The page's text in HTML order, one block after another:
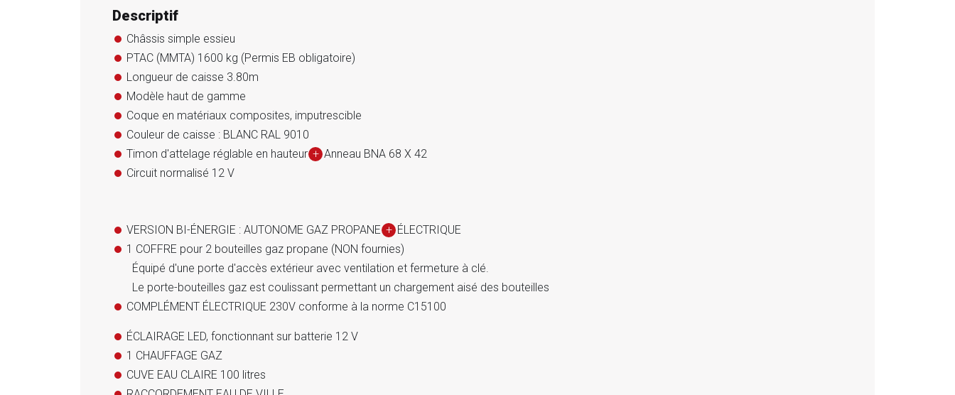
Descriptif
Châssis simple essieu
PTAC (MMTA) 1600 kg (Permis EB obligatoire)
Longueur de caisse 3.80m
Modèle haut de gamme
Coque en matériaux composites, imputrescible
Couleur de caisse : BLANC RAL 9010
Timon d'attelage réglable en hauteur + Anneau BNA 68 X 42
Circuit normalisé 12 V
VERSION BI-ÉNERGIE : AUTONOME GAZ PROPANE + ÉLECTRIQUE
1 COFFRE pour 2 bouteilles gaz propane (NON fournies)
Équipé d'une porte d'accès extérieur avec ventilation et fermeture à clé.
Le porte-bouteilles gaz est coulissant permettant un chargement aisé des bouteilles
COMPLÉMENT ÉLECTRIQUE 230V conforme à la norme C15100
ÉCLAIRAGE LED, fonctionnant sur batterie 12 V
1 CHAUFFAGE GAZ
CUVE EAU CLAIRE 100 litres